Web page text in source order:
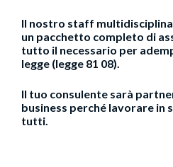
Il nostro staff
un pacchetto completo di
tutto il necessario per
legge (legge 81 08).
Il tuo consulente sarà
business perché lavorare in
tutti.